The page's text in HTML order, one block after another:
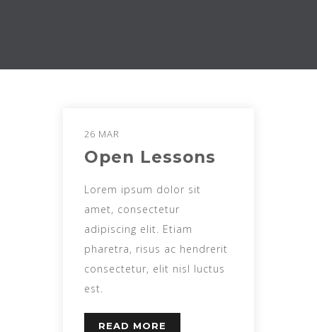
26 MAR
Open Lessons
Lorem ipsum dolor sit
amet, consectetur
adipiscing elit. Etiam
pharetra, risus ac hendrerit
consectetur, elit nisl luctus
est.
READ MORE